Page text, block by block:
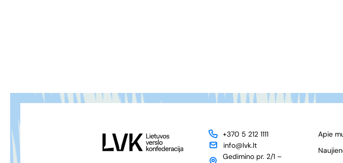
+370 5 212 1111
info@lvk.lt
Gedimino pr. 2/1 –
Apie